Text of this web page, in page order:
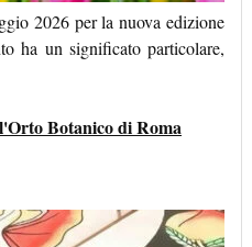
2026 per la nuova edizione
ha un significato particolare,
Botanico di Roma